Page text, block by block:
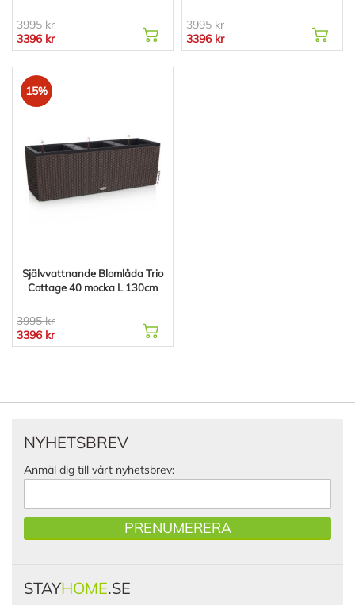
3995 kr
3396 kr
3995 kr
3396 kr
15%
Självvattnande Blomlåda Trio
Cottage 40 mocka L 130cm
3995 kr
3396 kr
NYHETSBREV
Anmäl dig till vårt nyhetsbrev:
PRENUMERERA
STAYHOME.SE